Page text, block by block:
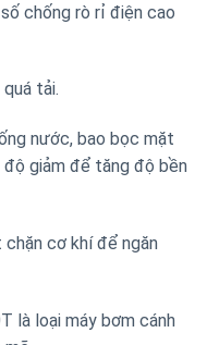
chống rò rỉ điện cao
tải.
nước, bao bọc mặt
giảm để tăng độ bền
cơ khí để ngăn
là loại máy bơm cánh